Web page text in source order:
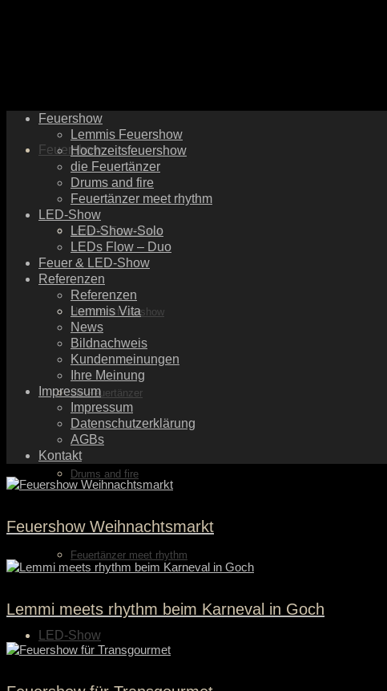
Feuershow
Lemmis Feuershow
Hochzeitsfeuershow
die Feuertänzer
Drums and fire
Feuertänzer meet rhythm
LED-Show
Feuershow
Lemmis Feuershow
Hochzeitsfeuershow
die Feuertänzer
Drums and fire
Feuertänzer meet rhythm
LED-Show
LED-Show-Solo
LEDs Flow – Duo
Feuer & LED-Show
Referenzen
Referenzen
Lemmis Vita
News
Bildnachweis
Kundenmeinungen
Ihre Meinung
Impressum
Impressum
Datenschutzerklärung
AGBs
Kontakt
Feuershow Weihnachtsmarkt
Lemmi meets rhythm beim Karneval in Goch